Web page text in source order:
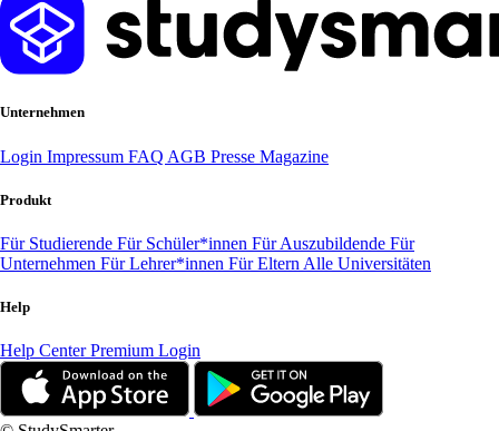
Unternehmen
Login Impressum FAQ AGB Presse Magazine
Produkt
Für Studierende Für Schüler*innen Für Auszubildende Für
Unternehmen Für Lehrer*innen Für Eltern Alle Universitäten
Help
Help CenterPremium Login